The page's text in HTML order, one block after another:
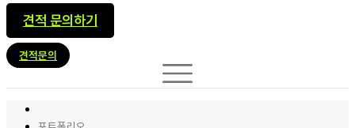
견적 문의하기
견적문의